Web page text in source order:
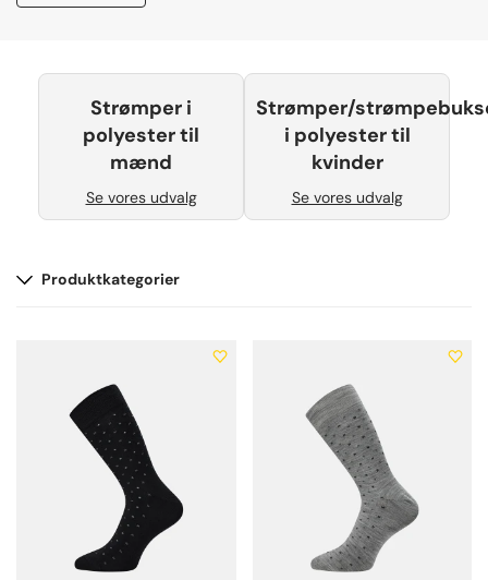
Strømper i
polyester til
mænd
Se vores udvalg
Strømper/
i polyester til
kvinder
Se vores udvalg
Produktkategorier